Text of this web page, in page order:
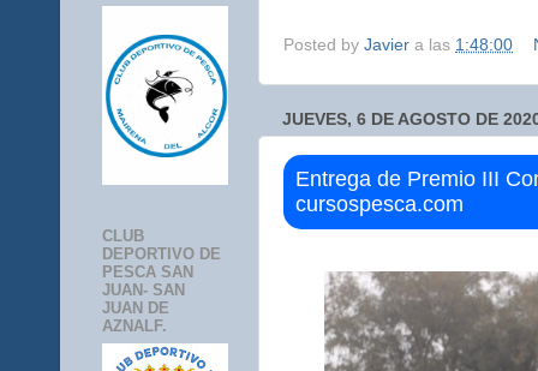
Posted by Javier a las 1:48:00
JUEVES, 6 DE AGOSTO DE
Entrega de Premio III
cursospesca.com
CLUB
DEPORTIVO DE
PESCA SAN
JUAN- SAN
JUAN DE
AZNALF.